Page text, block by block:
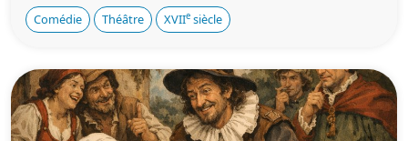
Comédie Théâtre XVIIe siècle